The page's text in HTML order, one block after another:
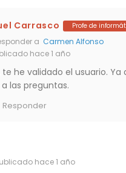
Carrasco Profe de
a Carmen Alfonso
hace 1 año
he validado el usuario. Ya
las preguntas.
Responder
hace 1 año